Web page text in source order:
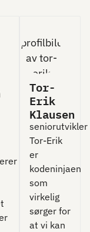
Tor-
Erik
Klausen
seniorutvikler
Tor-Erik
er
kodeninjaen
som
virkelig
sørger for
at vi kan